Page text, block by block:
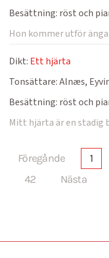
Besättning: röst och
Hon kommer utför
Dikt: Ett hjärta
Tonsättare:Alnæs,
Besättning: röst och
Mitt hjärta är en stadig
Föregånde 1
42
Nästa